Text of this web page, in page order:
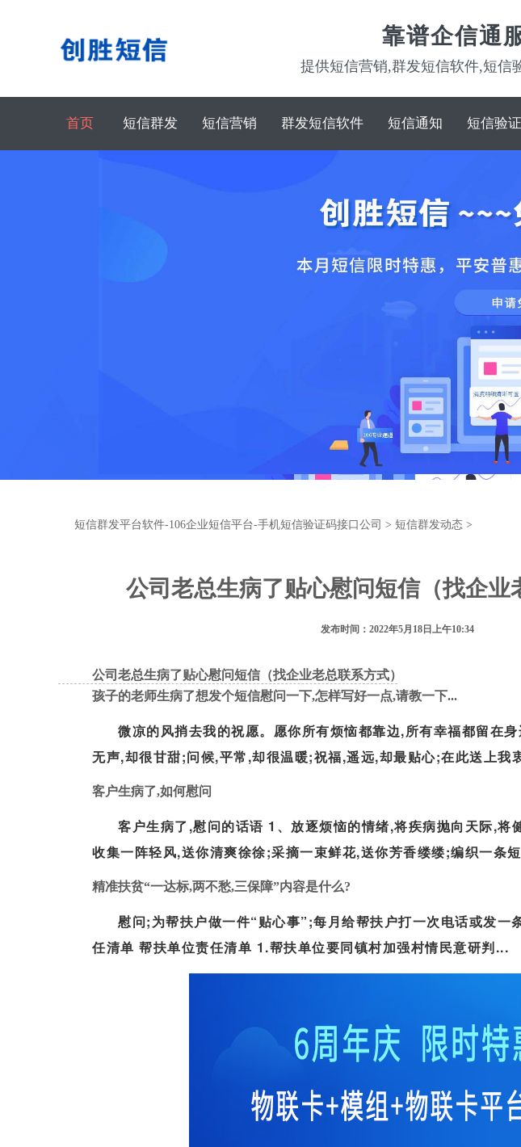
靠谱企信通
提供短信营销,群发短信软件,短信
首页 短信群发 短信营销 群发短信软件 短信通知 短信验
短信群发平台软件-106企业短信平台-手机短信验证码接口公司 > 短信群发动态 >
公司老总生病了贴心慰问短信（找企业
发布时间：2022年5月18日上午10:34
公司老总生病了贴心慰问短信（找企业老总联系方式）
孩子的老师生病了想发个短信慰问一下,怎样写好一点,请教一下...
微凉的风捎去我的祝愿。愿你所有烦恼都靠边,所有幸福都留在
无声,却很甘甜;问候,平常,却很温暖;祝福,遥远,却最贴心;在此送上我
客户生病了,如何慰问
客户生病了,慰问的话语 1、放逐烦恼的情绪,将疾病抛向天际,
收集一阵轻风,送你清爽徐徐;采摘一束鲜花,送你芳香缕缕;编织一条
精准扶贫“一达标,两不愁,三保障”内容是什么?
慰问;为帮扶户做一件“贴心事”;每月给帮扶户打一次电话或发
任清单 帮扶单位责任清单 1.帮扶单位要同镇村加强村情民意研判...